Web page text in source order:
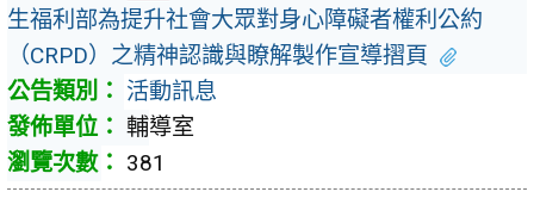
生福利部為提升社會大眾對身心障礙者權利公約
（CRPD）之精神認識與瞭解製作宣導摺頁
活動訊息
輔導室
381